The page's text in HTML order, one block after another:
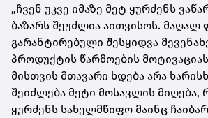
„ჩვენ უკვე იმაზე მეტ ყურძენს
ბაზარს შეუძლია აითვისოს. მაღალ
გარანტირებული შესყიდვა
პროდუქტის წარმოების მოტივაციას
მისთვის მთავარი ხდება არა
შეიძლება მეტი მოსავლის მიღება,
ყურძენს სახელმწიფო მაინც